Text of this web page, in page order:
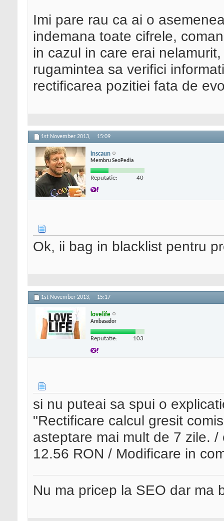
Imi pare rau ca ai o
indemana toate cifrele,
in cazul in care erai
rugamintea sa verifici
rectificarea pozitiei fata de
1st November 2013, 15:09
inscaun
Membru SeoPedia
Reputatie: 40
Ok, ii bag in blacklist pentru
1st November 2013, 15:17
lovelife
Ambasador
Reputatie: 103
si nu puteai sa spui o
"Rectificare calcul gresit
asteptare mai mult de 7 zile.
12.56 RON / Modificare in
Nu ma pricep la SEO dar ma